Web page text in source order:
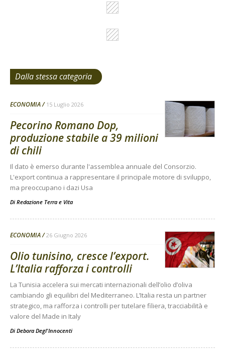
Dalla stessa categoria
ECONOMIA 15 Luglio 2026
Pecorino Romano Dop,
produzione stabile a 39 milioni
di chili
Il dato è emerso durante l'assemblea annuale del Consorzio.
L'export continua a rappresentare il principale motore di sviluppo,
ma preoccupano i dazi Usa
Di Redazione Terra e Vita
ECONOMIA 26 Giugno 2026
Olio tunisino, cresce l’export.
L’Italia rafforza i controlli
La Tunisia accelera sui mercati internazionali dell’olio d’oliva
cambiando gli equilibri del Mediterraneo. L’Italia resta un partner
strategico, ma rafforza i controlli per tutelare filiera, tracciabilità e
valore del Made in Italy
Di Debora Degl'Innocenti